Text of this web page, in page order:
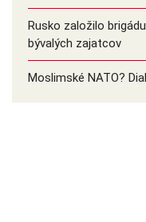
Rusko založilo
bývalých zajatcov
Moslimské NATO?